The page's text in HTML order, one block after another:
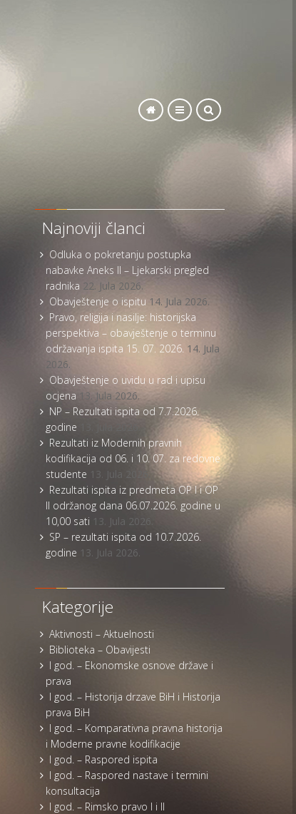
Najnoviji članci
Odluka o pokretanju postupka
nabavke Aneks II – Ljekarski pregled
radnika 22. Jula 2026.
Obavještenje o ispitu 14. Jula 2026.
Pravo, religija i nasilje: historijska
perspektiva – obavještenje o terminu
održavanja ispita 15. 07. 2026. 14. Jula
2026.
Obavještenje o uvidu u rad i upisu
ocjena 13. Jula 2026.
NP – Rezultati ispita od 7.7.2026.
godine
Rezultati iz Modernih pravnih
kodifikacija od 06. i 10. 07. za redovne
studente 13. Jula 2026.
Rezultati ispita iz predmeta OP I i OP
II održanog dana 06.07.2026. godine u
10,00 sati 13. Jula 2026.
SP – rezultati ispita od 10.7.2026.
godine 13. Jula 2026.
Kategorije
Aktivnosti – Aktuelnosti
Biblioteka – Obavijesti
I god. – Ekonomske osnove države i
prava
I god. – Historija drzave BiH i Historija
prava BiH
I god. – Komparativna pravna historija
i Moderne pravne kodifikacije
I god. – Raspored ispita
I god. – Raspored nastave i termini
konsultacija
I god. – Rimsko pravo I i II